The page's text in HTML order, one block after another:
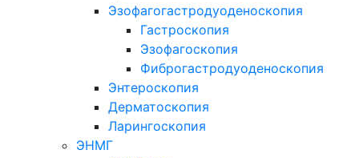
Эзофагогастродуоденоскопия
Гастроскопия
Эзофагоскопия
Фиброгастродуоденоскопия
Энтероскопия
Дерматоскопия
Ларингоскопия
ЭНМГ